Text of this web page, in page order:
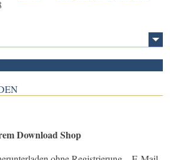
Download Shop